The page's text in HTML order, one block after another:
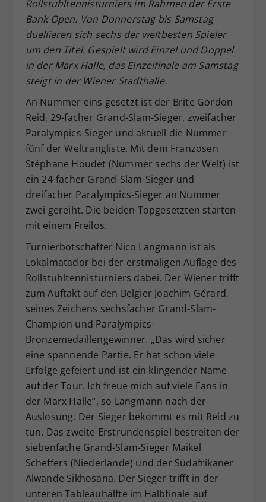
Rollstuhltennisturniers im Rahmen der Erste
Bank Open. Von Donnerstag bis Samstag
duellieren sich sechs der weltbesten Spieler
um den Titel. Gespielt wird Einzel und Doppel
in der Marx Halle, das Einzelfinale am Samstag
steigt in der Wiener Stadthalle.
An Nummer eins gesetzt ist der Brite Gordon
Reid, 29-facher Grand-Slam-Sieger, zweifacher
Paralympics-Sieger und aktuell die Nummer
fünf der Weltrangliste. Mit dem Franzosen
Stéphane Houdet (Nummer sechs der Welt) ist
ein 24-facher Grand-Slam-Sieger und
dreifacher Paralympics-Sieger an Nummer
zwei gereiht. Die beiden Topgesetzten starten
mit einem Freilos.
Turnierbotschafter Nico Langmann ist als
Lokalmatador bei der erstmaligen Auflage des
Rollstuhltennisturniers dabei. Der Wiener trifft
zum Auftakt auf den Belgier Joachim Gérard,
seines Zeichens sechsfacher Grand-Slam-
Champion und Paralympics-
Bronzemedaillengewinner. „Das wird sicher
eine spannende Partie. Er hat schon viele
Erfolge gefeiert und ist ein klingender Name
auf der Tour. Ich freue mich auf viele Fans in
der Marx Halle“, so Langmann nach der
Auslosung. Der Sieger bekommt es mit Reid zu
tun. Das zweite Erstrundenspiel bestreiten der
siebenfache Grand-Slam-Sieger Maikel
Scheffers (Niederlande) und der Südafrikaner
Alwande Sikhosana. Der Sieger trifft in der
unteren Tableauhälfte im Halbfinale auf
Zweck
Dieser Wert speichert Ihre Consent-
Einstellungen. Unter anderem eine
zufällig generierte ID, für die
historische Speicherung Ihrer
vorgenommen Einstellungen, falls der
Webseiten-Betreiber dies eingestellt